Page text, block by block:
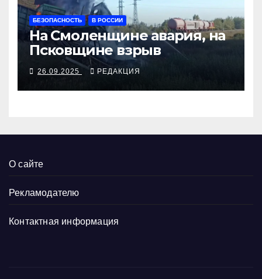
БЕЗОПАСНОСТЬ В РОССИИ
На Смоленщине авария, на
Псковщине взрыв
26.09.2025 РЕДАКЦИЯ
О сайте
Рекламодателю
Контактная информация